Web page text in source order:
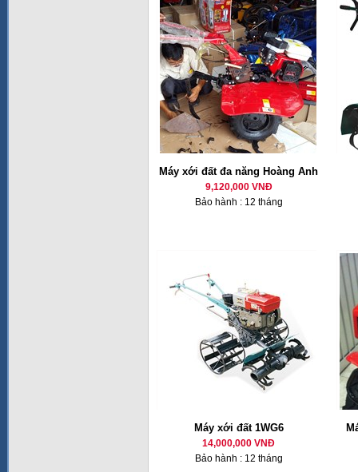
Máy xới đất đa năng Hoàng Anh
9,120,000 VNĐ
Bảo hành : 12 tháng
Máy xới đất 1WG6
14,000,000 VNĐ
Bảo hành : 12 tháng